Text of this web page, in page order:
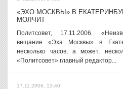
«ЭХО МОСКВЫ» В
МОЛЧИТ
Политсовет, 17.11.2006.
вещание «Эха Москвы» в
несколько часов, а может,
«Политсовет» главный редактор...
17.11.2006, 13:40